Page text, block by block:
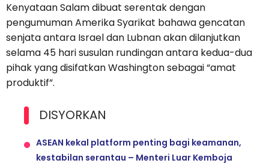
Kenyataan Salam dibuat serentak dengan
pengumuman Amerika Syarikat bahawa gencatan
senjata antara Israel dan Lubnan akan dilanjutkan
selama 45 hari susulan rundingan antara kedua-dua
pihak yang disifatkan Washington sebagai “amat
produktif”.
DISYORKAN
ASEAN kekal platform penting bagi keamanan,
kestabilan serantau – Menteri Luar Kemboja